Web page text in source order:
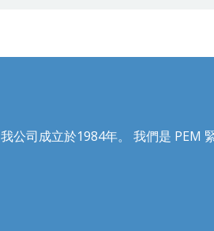
我公司成立於1984年。 我們是 PEM